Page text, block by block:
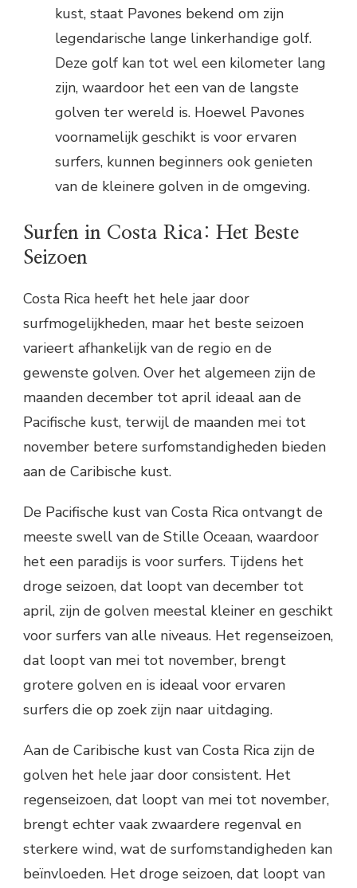
kust, staat Pavones bekend om zijn
legendarische lange linkerhandige golf.
Deze golf kan tot wel een kilometer lang
zijn, waardoor het een van de langste
golven ter wereld is. Hoewel Pavones
voornamelijk geschikt is voor ervaren
surfers, kunnen beginners ook genieten
van de kleinere golven in de omgeving.
Surfen in Costa Rica: Het Beste
Seizoen
Costa Rica heeft het hele jaar door
surfmogelijkheden, maar het beste seizoen
varieert afhankelijk van de regio en de
gewenste golven. Over het algemeen zijn de
maanden december tot april ideaal aan de
Pacifische kust, terwijl de maanden mei tot
november betere surfomstandigheden bieden
aan de Caribische kust.
De Pacifische kust van Costa Rica ontvangt de
meeste swell van de Stille Oceaan, waardoor
het een paradijs is voor surfers. Tijdens het
droge seizoen, dat loopt van december tot
april, zijn de golven meestal kleiner en geschikt
voor surfers van alle niveaus. Het regenseizoen,
dat loopt van mei tot november, brengt
grotere golven en is ideaal voor ervaren
surfers die op zoek zijn naar uitdaging.
Aan de Caribische kust van Costa Rica zijn de
golven het hele jaar door consistent. Het
regenseizoen, dat loopt van mei tot november,
brengt echter vaak zwaardere regenval en
sterkere wind, wat de surfomstandigheden kan
beïnvloeden. Het droge seizoen, dat loopt van